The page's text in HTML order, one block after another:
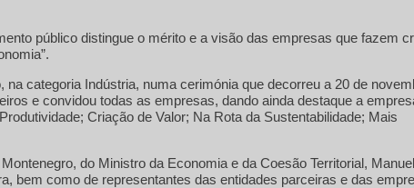
público distingue o mérito e a visão das empresas que fazem
categoria Indústria, numa cerimónia que decorreu a 20 de
e convidou todas as empresas, dando ainda destaque a
Criação de Valor; Na Rota da Sustentabilidade; Mais
do Ministro da Economia e da Coesão Territorial,
bem como de representantes das entidades parceiras e das